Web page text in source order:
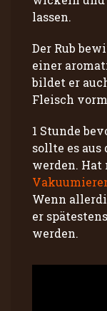
lassen.
Der Rub
einer
bildet er
Fleisch
1 Stunde
sollte es
werden.
Wenn
er
werden.